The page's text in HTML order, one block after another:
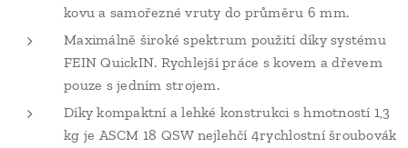
kovu a samořezné vruty do průměru 6 mm.
Maximálně široké spektrum použití díky systému
FEIN QuickIN. Rychlejší práce s kovem a dřevem
pouze s jedním strojem.
Díky kompaktní a lehké konstrukci s hmotností 1,3
kg je ASCM 18 QSW nejlehčí 4rychlostní šroubovák